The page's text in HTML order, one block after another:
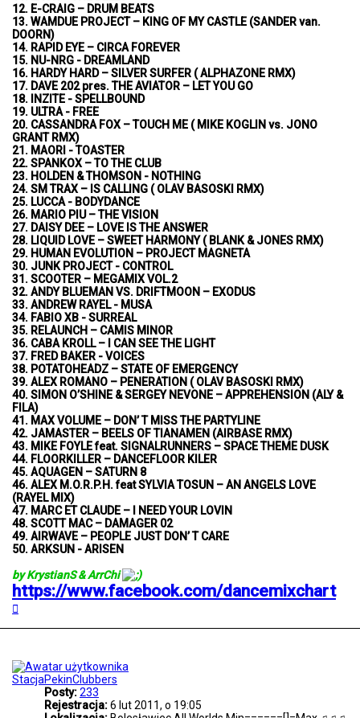
12. E-CRAIG – DRUM BEATS
13. WAMDUE PROJECT – KING OF MY CASTLE (SANDER van.
DOORN)
14. RAPID EYE – CIRCA FOREVER
15. NU-NRG - DREAMLAND
16. HARDY HARD – SILVER SURFER ( ALPHAZONE RMX)
17. DAVE 202 pres. THE AVIATOR – LET YOU GO
18. INZITE - SPELLBOUND
19. ULTRA - FREE
20. CASSANDRA FOX – TOUCH ME ( MIKE KOGLIN vs. JONO
GRANT RMX)
21. MAORI - TOASTER
22. SPANKOX – TO THE CLUB
23. HOLDEN & THOMSON - NOTHING
24. SM TRAX – IS CALLING ( OLAV BASOSKI RMX)
25. LUCCA - BODYDANCE
26. MARIO PIU – THE VISION
27. DAISY DEE – LOVE IS THE ANSWER
28. LIQUID LOVE – SWEET HARMONY ( BLANK & JONES RMX)
29. HUMAN EVOLUTION – PROJECT MAGNETA
30. JUNK PROJECT - CONTROL
31. SCOOTER – MEGAMIX VOL.2
32. ANDY BLUEMAN VS. DRIFTMOON – EXODUS
33. ANDREW RAYEL - MUSA
34. FABIO XB - SURREAL
35. RELAUNCH – CAMIS MINOR
36. CABA KROLL – I CAN SEE THE LIGHT
37. FRED BAKER - VOICES
38. POTATOHEADZ – STATE OF EMERGENCY
39. ALEX ROMANO – PENERATION ( OLAV BASOSKI RMX)
40. SIMON O’SHINE & SERGEY NEVONE – APPREHENSION (ALY &
FILA)
41. MAX VOLUME – DON’ T MISS THE PARTYLINE
42. JAMASTER – BEELS OF TIANAMEN (AIRBASE RMX)
43. MIKE FOYLE feat. SIGNALRUNNERS – SPACE THEME DUSK
44. FLOORKILLER – DANCEFLOOR KILER
45. AQUAGEN – SATURN 8
46. ALEX M.O.R.P.H. feat SYLVIA TOSUN – AN ANGELS LOVE
(RAYEL MIX)
47. MARC ET CLAUDE – I NEED YOUR LOVIN
48. SCOTT MAC – DAMAGER 02
49. AIRWAVE – PEOPLE JUST DON’ T CARE
50. ARKSUN - ARISEN
by KrystianS & ArrChi
https://www.facebook.com/dancemixchart
g
r
ę
StacjaPekinClubbers
Posty:233
Rejestracja:6 lut 2011, o 19:05